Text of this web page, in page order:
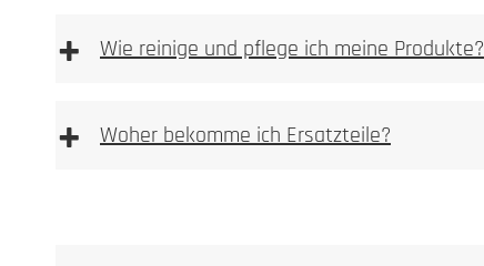
Vorlage Namensschild BASIC Typ 3 & BASIC
+ Wie reinige und pflege ich meine Produkte?
+ Woher bekomme ich Ersatzteile?